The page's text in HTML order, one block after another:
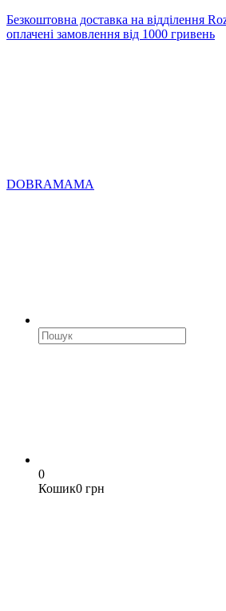
Безкоштовна доставка на відділення
оплачені замовлення від 1000 гривень
DOBRAMAMA
0
Кошик0 грн